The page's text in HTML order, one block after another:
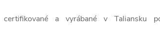
a vyrábané v Taliansku